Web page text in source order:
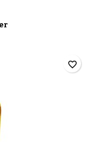
favorite_border